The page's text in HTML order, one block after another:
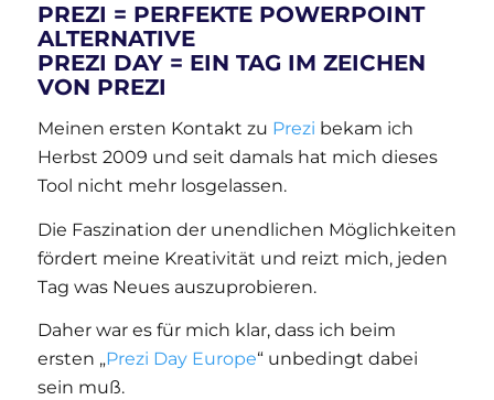
PREZI = PERFEKTE POWERPOINT
ALTERNATIVE
PREZI DAY = EIN TAG IM ZEICHEN
VON PREZI
Meinen ersten Kontakt zu Prezi bekam ich
Herbst 2009 und seit damals hat mich dieses
Tool nicht mehr losgelassen.
Die Faszination der unendlichen Möglichkeiten
fördert meine Kreativität und reizt mich, jeden
Tag was Neues auszuprobieren.
Daher war es für mich klar, dass ich beim
ersten „Prezi Day Europe“ unbedingt dabei
sein muß.